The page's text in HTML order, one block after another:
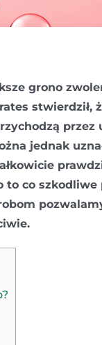
grono
stwierdził,
przez
jednak
to co